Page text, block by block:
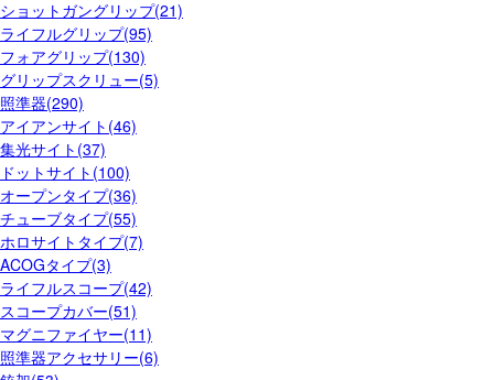
ショットガングリップ(21)
ライフルグリップ(95)
フォアグリップ(130)
グリップスクリュー(5)
照準器(290)
アイアンサイト(46)
集光サイト(37)
ドットサイト(100)
オープンタイプ(36)
チューブタイプ(55)
ホロサイトタイプ(7)
ACOGタイプ(3)
ライフルスコープ(42)
スコープカバー(51)
マグニファイヤー(11)
照準器アクセサリー(6)